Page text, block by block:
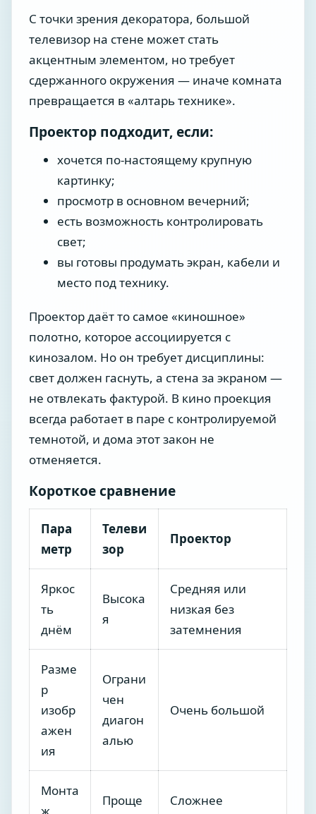
С точки зрения декоратора, большой
телевизор на стене может стать
акцентным элементом, но требует
сдержанного окружения — иначе комната
превращается в «алтарь технике».
Проектор подходит, если:
хочется по-настоящему крупную
картинку;
просмотр в основном вечерний;
есть возможность контролировать
свет;
вы готовы продумать экран, кабели и
место под технику.
Проектор даёт то самое «киношное»
полотно, которое ассоциируется с
кинозалом. Но он требует дисциплины:
свет должен гаснуть, а стена за экраном —
не отвлекать фактурой. В кино проекция
всегда работает в паре с контролируемой
темнотой, и дома этот закон не
отменяется.
Короткое сравнение
Пара
метр
Телеви
зор
Проектор
Яркос
ть
днём
Высока
я
Средняя или
низкая без
затемнения
Разме
р
изобр
ажен
ия
Ограни
чен
диагон
алью
Очень большой
Монта
ж
Проще Сложнее